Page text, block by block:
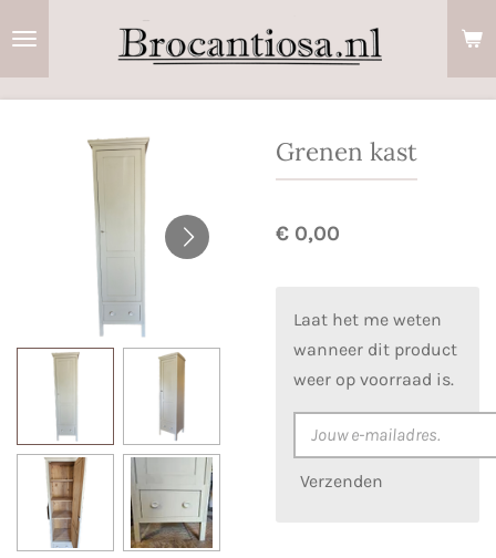
hoofdinhoud
Grenen kast
€ 0,00
Laat het me weten
wanneer dit product
weer op voorraad is.
Verzenden